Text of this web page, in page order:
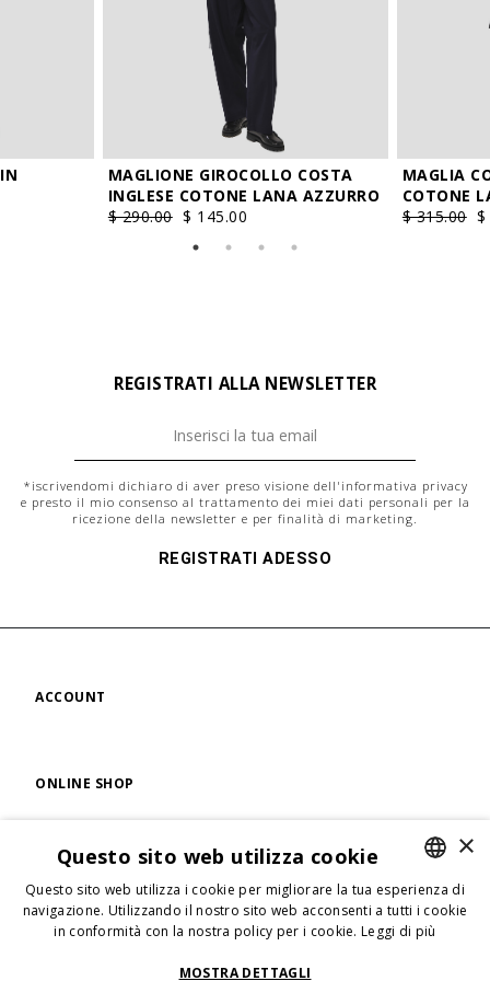
MAGLIONE GIROCOLLO COSTA
INGLESE COTONE LANA AZZURRO
$ 290.00 $ 145.00
MAGLIA
COTONE
$ 315.00 $
REGISTRATI ALLA NEWSLETTER
*iscrivendomi dichiaro di aver preso visione dell' informativa privacy
e presto il mio consenso al trattamento dei miei dati personali per la
ricezione della newsletter e per finalità di marketing.
REGISTRATI ADESSO
ACCOUNT
ONLINE SHOP
FIND US
ENGLISH
ENGLISH
×
Questo sito web utilizza cookie
Questo sito web utilizza i cookie per migliorare la tua esperienza di
navigazione. Utilizzando il nostro sito web acconsenti a tutti i cookie
in conformità con la nostra policy per i cookie. Leggi di più
MOSTRA DETTAGLI